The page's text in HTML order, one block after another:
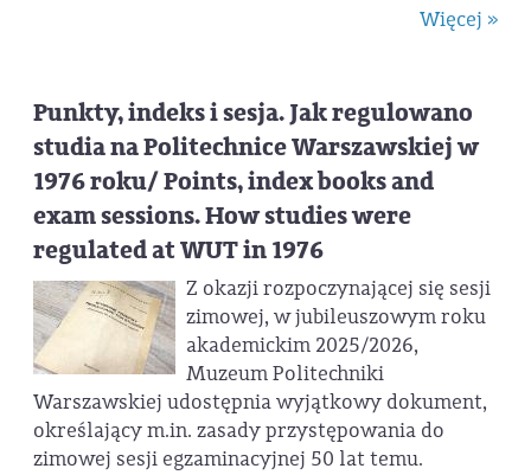
Więcej »
Punkty, indeks i sesja. Jak regulowano
studia na Politechnice Warszawskiej w
1976 roku/ Points, index books and
exam sessions. How studies were
regulated at WUT in 1976
Z okazji rozpoczynającej się sesji
zimowej, w jubileuszowym roku
akademickim 2025/2026,
Muzeum Politechniki
Warszawskiej udostępnia wyjątkowy dokument,
określający m.in. zasady przystępowania do
zimowej sesji egzaminacyjnej 50 lat temu.